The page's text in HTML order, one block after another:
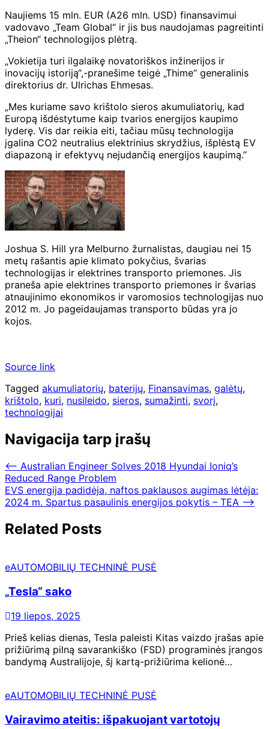
Naujiems 15 mln. EUR (A26 mln. USD) finansavimui
vadovavo „Team Global“ ir jis bus naudojamas pagreitinti
„Theion“ technologijos plėtrą.
„Vokietija turi ilgalaikę novatoriškos inžinerijos ir
inovacijų istoriją“,-pranešime teigė „Thime“ generalinis
direktorius dr. Ulrichas Ehmesas.
„Mes kuriame savo krištolo sieros akumuliatorių, kad
Europą išdėstytume kaip tvarios energijos kaupimo
lyderę. Vis dar reikia eiti, tačiau mūsų technologija
įgalina CO2 neutralius elektrinius skrydžius, išplėstą EV
diapazoną ir efektyvų nejudančią energijos kaupimą.”
Joshua S. Hill yra Melburno žurnalistas, daugiau nei 15
metų rašantis apie klimato pokyčius, švarias
technologijas ir elektrines transporto priemones. Jis
praneša apie elektrines transporto priemones ir švarias
atnaujinimo ekonomikos ir varomosios technologijas nuo
2012 m. Jo pageidaujamas transporto būdas yra jo
kojos.
Source link
Tagged akumuliatorių, baterijų, Finansavimas, galėtų,
krištolo, kuri, nusileido, sieros, sumažinti, svorį,
technologijai
Navigacija tarp įrašų
⟵ Australian Engineer Solves 2018 Hyundai Ioniq’s
Reduced Range Problem
EVS energija padidėja, naftos paklausos augimas lėtėja:
2024 m. Spartus pasaulinis energijos pokytis – TEA ⟶
Related Posts
eAUTOMOBILIŲ TECHNINĖ PUSĖ
„Tesla“ sako
19 liepos, 2025
Prieš kelias dienas, Tesla paleisti Kitas vaizdo įrašas apie
prižiūrimą pilną savarankiško (FSD) programinės įrangos
bandymą Australijoje, šį kartą-prižiūrima kelionė…
eAUTOMOBILIŲ TECHNINĖ PUSĖ
Vairavimo ateitis: išpakuojant vartotojų